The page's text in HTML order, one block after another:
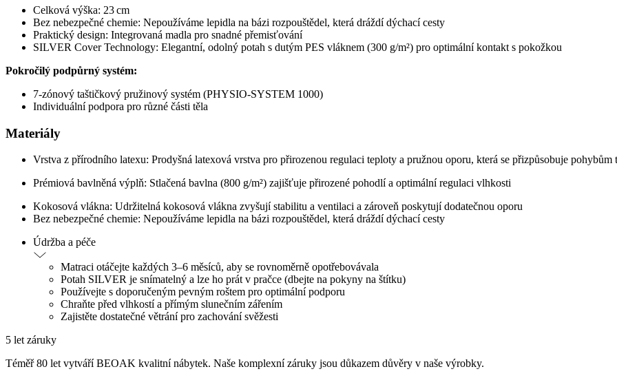
Celková výška: 23 cm
Bez nebezpečné chemie: Nepoužíváme lepidla na bázi rozpouštědel, která dráždí dýchací cesty
Praktický design: Integrovaná madla pro snadné přemisťování
SILVER Cover Technology: Elegantní, odolný potah s dutým PES vláknem (300 g/m²) pro optimální kontakt s pokožkou
Pokročilý podpůrný systém:
7-zónový taštičkový pružinový systém (PHYSIO-SYSTEM 1000)
Individuální podpora pro různé části těla
Materiály
Vrstva z přírodního latexu: Prodyšná latexová vrstva pro přirozenou regulaci teploty a pružnou oporu, která se přizpůsobuje pohybům
Prémiová bavlněná výplň: Stlačená bavlna (800 g/m²) zajišťuje přirozené pohodlí a optimální regulaci vlhkosti
Kokosová vlákna: Udržitelná kokosová vlákna zvyšují stabilitu a ventilaci a zároveň poskytují dodatečnou oporu
Bez nebezpečné chemie: Nepoužíváme lepidla na bázi rozpouštědel, která dráždí dýchací cesty
Údržba a péče
Matraci otáčejte každých 3–6 měsíců, aby se rovnoměrně opotřebovávala
Potah SILVER je snímatelný a lze ho prát v pračce (dbejte na pokyny na štítku)
Používejte s doporučeným pevným roštem pro optimální podporu
Chraňte před vlhkostí a přímým slunečním zářením
Zajistěte dostatečné větrání pro zachování svěžesti
5 let záruky
Téměř 80 let vytváří BEOAK kvalitní nábytek. Naše komplexní záruky jsou důkazem důvěry v naše výrobky.